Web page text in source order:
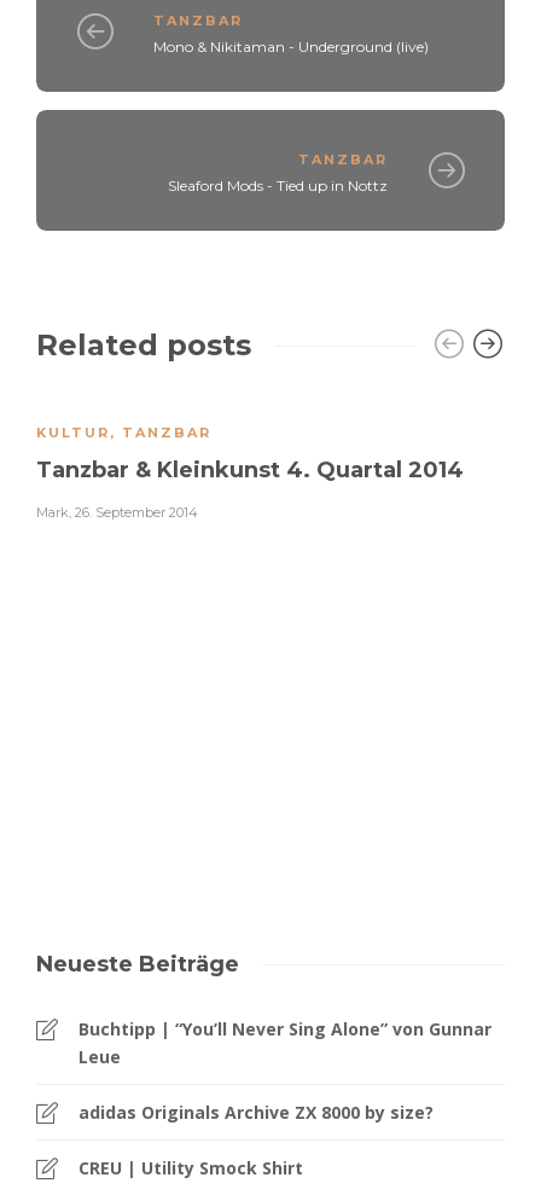
TANZBAR
Mono & Nikitaman - Underground (live)
TANZBAR
Sleaford Mods - Tied up in Nottz
Related posts
KULTUR , TANZBAR
Tanzbar & Kleinkunst 4. Quartal 2014
Mark, 26. September 2014
Neueste Beiträge
Buchtipp | “You’ll Never Sing Alone” von Gunnar
Leue
adidas Originals Archive ZX 8000 by size?
CREU | Utility Smock Shirt